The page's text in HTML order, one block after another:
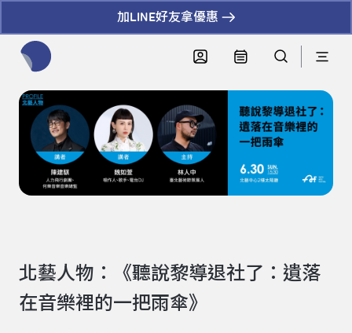
加LINE好友拿優惠
北藝人物：《聽說黎導退社了：遺落
在音樂裡的一把雨傘》